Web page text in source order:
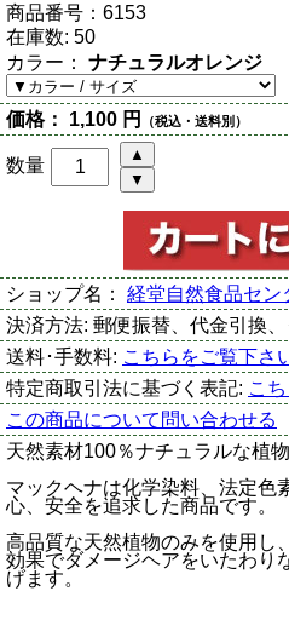
商品番号： 6153
在庫数: 50
カラー： ナチュラルオレンジ
価格： 1,100 円 （税込・送料別）
数量
ショップ名： 経堂自然食品セン
決済方法: 郵便振替、代金引換
送料･手数料: こちらをご覧下さ
特定商取引法に基づく表記: こ
この商品について問い合わせる
天然素材100％ナチュラルな植
マックヘナは化学染料、法定色
心、安全を追求した商品です。
高品質な天然植物のみを使用し
効果でダメージヘアをいたわり
げます。